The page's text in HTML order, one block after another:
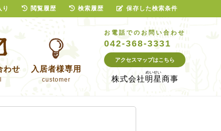
わせ 入居者様専用
customer
お電話でのお問い合わせ
042-368-3331
アクセスマップはこちら
株式会社明星商事
り 閲覧履歴 検索履歴 保存した検索条件